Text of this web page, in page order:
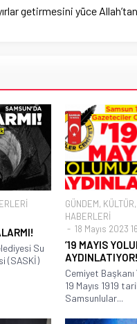
getirmesini yüce
Su
(SASKİ)
GÜNDEM, KÜLTÜR,
HABERLERİ
18 Mayıs 2023
’19 MAYIS
Cemiyet Başkanı
19 Mayıs 1919
Samsunlular...